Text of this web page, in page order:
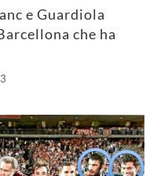
e Guardiola
che ha